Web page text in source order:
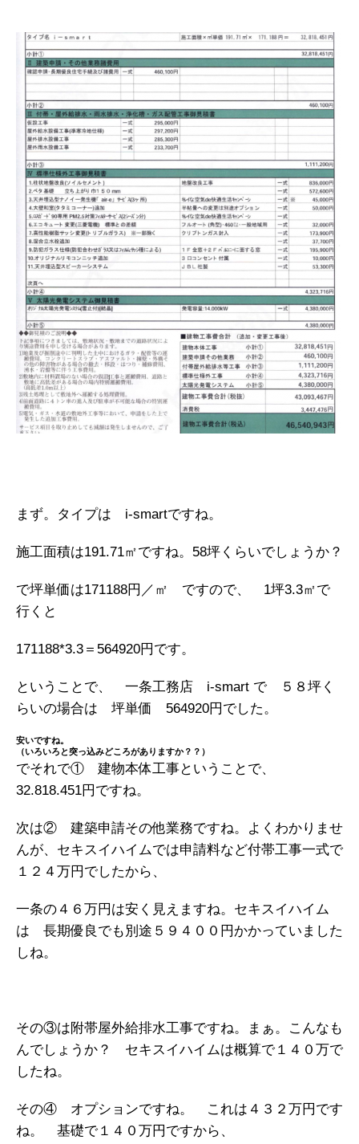
まず。タイプは i-smartですね。
施工面積は191.71㎡ですね。58坪くらいでしょうか？
で坪単価は171188円／㎡ ですので、 1坪3.3㎡で
行くと
171188*3.3＝564920円です。
ということで、 一条工務店 i-smart で ５８坪く
らいの場合は 坪単価 564920円でした。
安いですね。
（いろいろと突っ込みどころがありますか？？）
でそれで① 建物本体工事ということで、
32.818.451円ですね。
次は② 建築申請その他業務ですね。よくわかりませ
んが、セキスイハイムでは申請料など付帯工事一式で
１２４万円でしたから、
一条の４６万円は安く見えますね。セキスイハイム
は 長期優良でも別途５９４００円かかっていました
しね。
その③は附帯屋外給排水工事ですね。まぁ。こんなも
んでしょうか？ セキスイハイムは概算で１４０万で
したね。
その④ オプションですね。 これは４３２万円です
ね。 基礎で１４０万円ですから、